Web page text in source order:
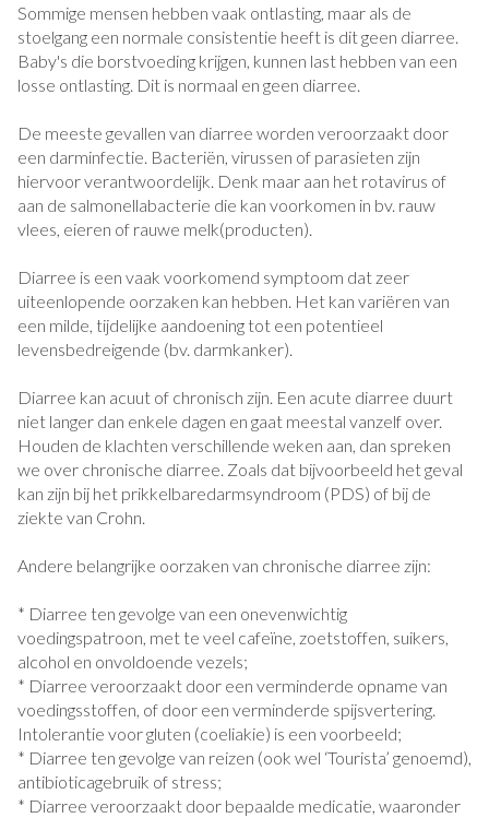
Sommige mensen hebben vaak ontlasting, maar als de
stoelgang een normale consistentie heeft is dit geen diarree.
Baby's die borstvoeding krijgen, kunnen last hebben van een
losse ontlasting. Dit is normaal en geen diarree.
De meeste gevallen van diarree worden veroorzaakt door
een darminfectie. Bacteriën, virussen of parasieten zijn
hiervoor verantwoordelijk. Denk maar aan het rotavirus of
aan de salmonellabacterie die kan voorkomen in bv. rauw
vlees, eieren of rauwe melk(producten).
Diarree is een vaak voorkomend symptoom dat zeer
uiteenlopende oorzaken kan hebben. Het kan variëren van
een milde, tijdelijke aandoening tot een potentieel
levensbedreigende (bv. darmkanker).
Diarree kan acuut of chronisch zijn. Een acute diarree duurt
niet langer dan enkele dagen en gaat meestal vanzelf over.
Houden de klachten verschillende weken aan, dan spreken
we over chronische diarree. Zoals dat bijvoorbeeld het geval
kan zijn bij het prikkelbaredarmsyndroom (PDS) of bij de
ziekte van Crohn.
Andere belangrijke oorzaken van chronische diarree zijn:
* Diarree ten gevolge van een onevenwichtig
voedingspatroon, met te veel cafeïne, zoetstoffen, suikers,
alcohol en onvoldoende vezels;
* Diarree veroorzaakt door een verminderde opname van
voedingsstoffen, of door een verminderde spijsvertering.
Intolerantie voor gluten (coeliakie) is een voorbeeld;
* Diarree ten gevolge van reizen (ook wel ‘Tourista’ genoemd),
antibioticagebruik of stress;
* Diarree veroorzaakt door bepaalde medicatie, waaronder